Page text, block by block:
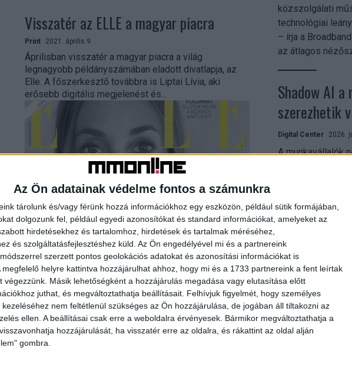
Az Ön adatainak védelme fontos a számunkra
tárolunk és/vagy férünk hozzá információkhoz egy eszközön, például sütik formájában,
dolgozunk fel, például egyedi azonosítókat és standard információkat, amelyeket az
hirdetésekhez és tartalomhoz, hirdetések és tartalmak méréséhez,
és szolgáltatásfejlesztéshez küld. Az Ön engedélyével mi és a partnereink
szerzett pontos geolokációs adatokat és azonosítási információkat is
megfelelő helyre kattintva hozzájárulhat ahhoz, hogy mi és a 1733 partnereink a fent leírtak
végezzünk. Másik lehetőségként a hozzájárulás megadása vagy elutasítása előtt
juthat, és megváltoztathatja beállításait. Felhívjuk figyelmét, hogy személyes
nem feltétlenül szükséges az Ön hozzájárulása, de jogában áll tiltakozni az
ellen. A beállításai csak erre a weboldalra érvényesek. Bármikor megváltoztathatja a
hozzájárulását, ha visszatér erre az oldalra, és rákattint az oldal alján
gombra.
Visszatér az ELLE a magyar piacra
Print 2021. április 9.
Áprilisban visszatér a magyar piacra a világ
legnagyobb példányszámában eladott divatlapja, az
Elle. A főszerkesztő továbbra is Liptai Lívia, aki
erősebb digitális megjelenést és...
Különleges lapszámmal jön a női
magazin
Print 2020. április 9.
A glossy-k magyar történetében előfordult már, hogy a
címlapsztár saját magát fotózta, de – reagálva a
körülöttünk zajló eseményekre – itthon az ELLE
magazin...
közszolgálati
technológiai
– írja a
az átlagos
Shadow AI
szerezhetik
Digital Center 2026.
A munkavállalók
munkában, ám
szervezetnél
világos
különösen ott
üzleti
gyűjtemény
Digital Center 2026.
A párizsi Louvre
most először
Ezzel a világ
összesen már